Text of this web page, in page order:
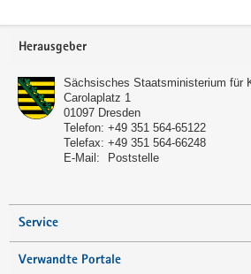
Service
Herausgeber
Sächsisches Staatsministerium für
Carolaplatz 1
01097 Dresden
Telefon: +49 351 564-65122
Telefax: +49 351 564-66248
E-Mail:
Poststelle
Service
Verwandte Portale